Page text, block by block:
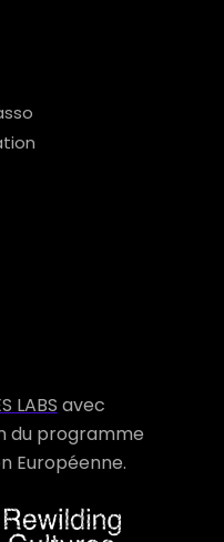
LABS avec
du programme
Européenne.